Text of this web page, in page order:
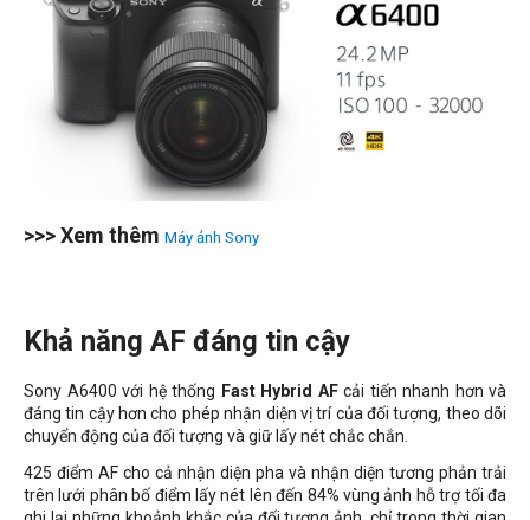
>>> Xem thêm Máy ảnh Sony
Khả năng AF đáng tin cậy
Sony A6400 với hệ thống Fast Hybrid AF cải tiến nhanh hơn và
đáng tin cậy hơn cho phép nhận diện vị trí của đối tượng, theo dõi
chuyển động của đối tượng và giữ lấy nét chắc chắn.
425 điểm AF cho cả nhận diện pha và nhận diện tương phản trải
trên lưới phân bố điểm lấy nét lên đến 84% vùng ảnh hỗ trợ tối đa